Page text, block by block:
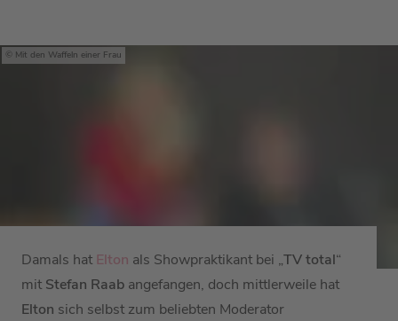
Mit den Waffeln einer Frau
Damals hat Elton als Showpraktikant bei „TV total“
mit Stefan Raab angefangen, doch mittlerweile hat
Elton sich selbst zum beliebten Moderator